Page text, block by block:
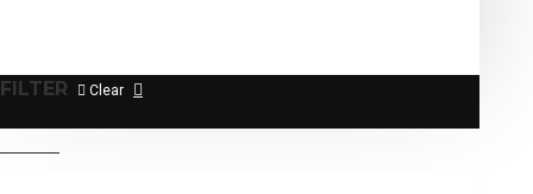
FILTER Clear